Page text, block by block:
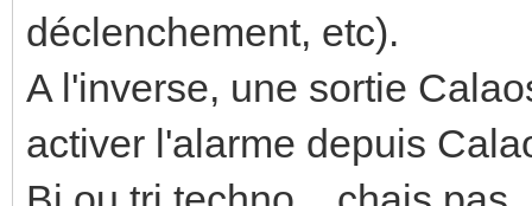
déclenchement, etc).
A l'inverse, une sortie
activer l'alarme depuis